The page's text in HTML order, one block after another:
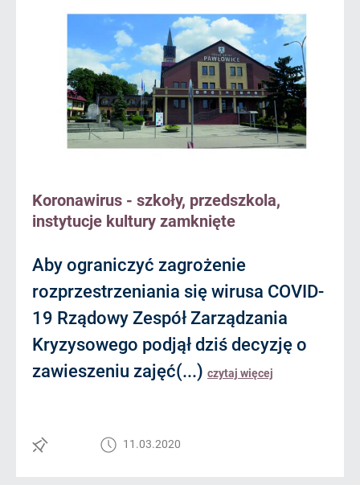
Koronawirus - szkoły, przedszkola,
instytucje kultury zamknięte
Aby ograniczyć zagrożenie
rozprzestrzeniania się wirusa COVID-
19 Rządowy Zespół Zarządzania
Kryzysowego podjął dziś decyzję o
zawieszeniu zajęć(...) czytaj więcej
11.03.2020